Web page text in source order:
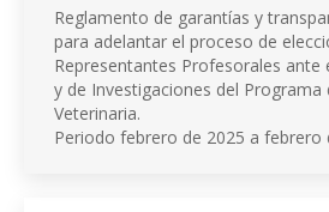
Reglamento de garantías y
para adelantar el proceso de
Representantes Profesorales ante
y de Investigaciones del Programa
Veterinaria.
Periodo febrero de 2025 a febrero